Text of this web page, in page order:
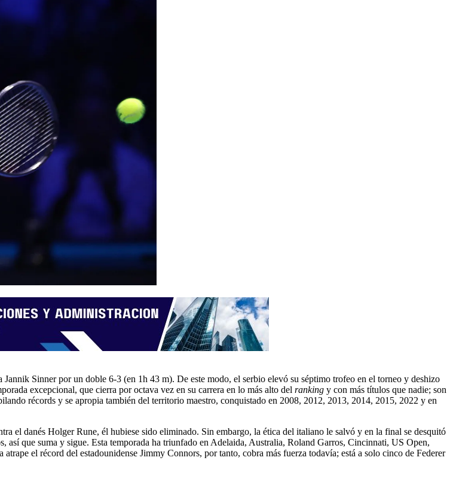
Sinner por un doble 6-3 (en 1h 43 m). De este modo, el serbio elevó su séptimo trofeo en el torneo y deshizo
excepcional, que cierra por octava vez en su carrera en lo más alto del ranking y con más títulos que nadie; son
récords y se apropia también del territorio maestro, conquistado en 2008, 2012, 2013, 2014, 2015, 2022 y en
el danés Holger Rune, él hubiese sido eliminado. Sin embargo, la ética del italiano le salvó y en la final se desquitó
que suma y sigue. Esta temporada ha triunfado en Adelaida, Australia, Roland Garros, Cincinnati, US Open,
el récord del estadounidense Jimmy Connors, por tanto, cobra más fuerza todavía; está a solo cinco de Federer